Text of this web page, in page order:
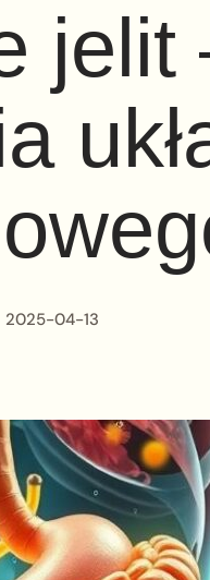
jelit
2025-04-13